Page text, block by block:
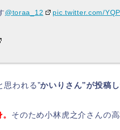
@toraa_12 pic.twitter.com/
思われる”かいりさん”が投稿し
そのため小林虎之介さんの